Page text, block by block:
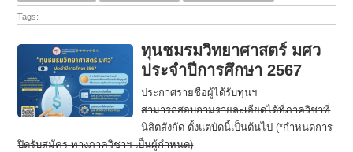
Tags:
ทุนชมรมวิทยาศาสตร์ มศว
ประจำปีการศึกษา 2567
ประกาศรายชื่อผู้ได้รับทุนฯ
สามารถสอบถามรายละเอียดได้ที่ภาควิชาที่
นิสิตสังกัด ตั้งแต่บัดนี้เป็นต้นไป (*กำหนดการ
ปิดรับสมัคร ทางภาควิชาฯ เป็นผู้กำหนด)